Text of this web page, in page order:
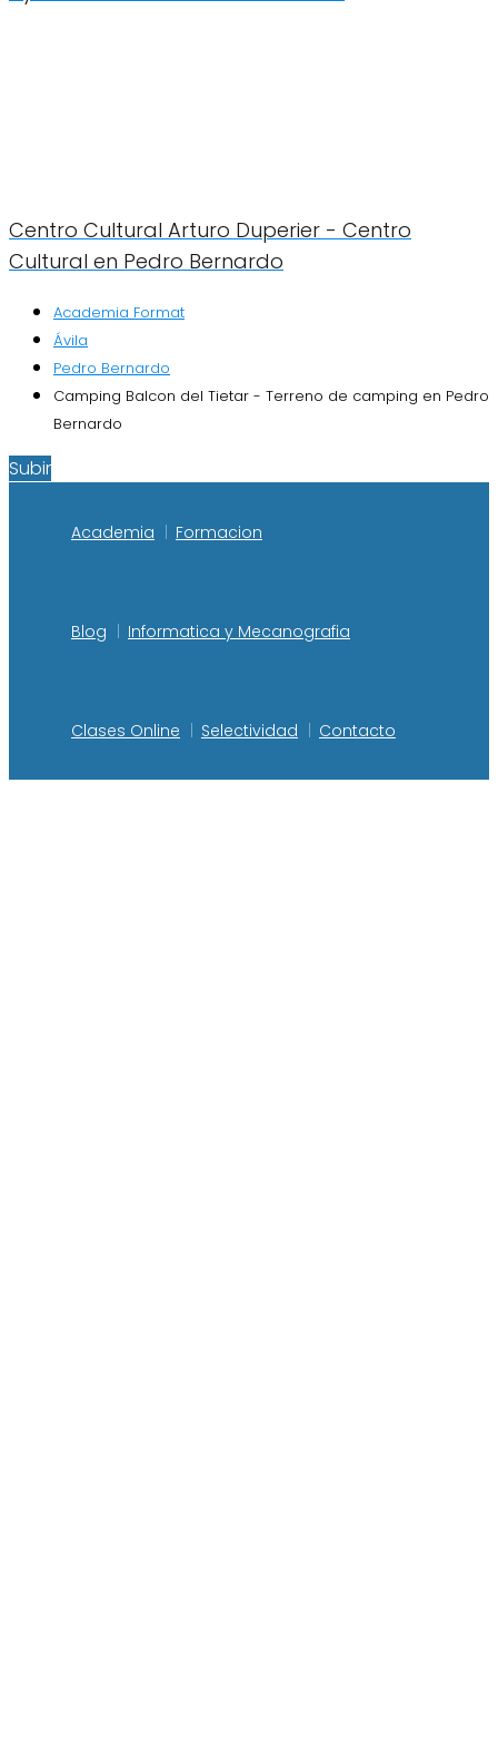
Centro Cultural Arturo Duperier - Centro
Cultural en Pedro Bernardo
Academia Format
Ávila
Pedro Bernardo
Camping Balcon del Tietar - Terreno de camping en Pedro
Bernardo
Subir
Academia Formacion
Blog Informatica y Mecanografia
Clases Online Selectividad Contacto